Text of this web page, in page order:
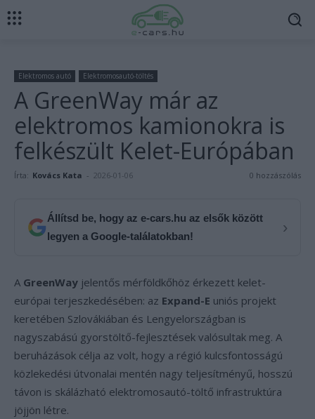
Elektromos autó Elektromosautó-töltés
A GreenWay már az
elektromos kamionokra is
felkészült Kelet-Európában
Írta: Kovács Kata - 2026-01-06 0 hozzászólás
Állítsd be, hogy az e-cars.hu az elsők között
legyen a Google-találatokban!
›
A GreenWay jelentős mérföldkőhöz érkezett kelet-
európai terjeszkedésében: az Expand-E uniós projekt
keretében Szlovákiában és Lengyelországban is
nagyszabású gyorstöltő-fejlesztések valósultak meg. A
beruházások célja az volt, hogy a régió kulcsfontosságú
közlekedési útvonalai mentén nagy teljesítményű, hosszú
távon is skálázható elektromosautó-töltő infrastruktúra
jöjjön létre.